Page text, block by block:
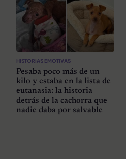
HISTORIAS EMOTIVAS
Pesaba poco más de un
kilo y estaba en la lista de
eutanasia: la historia
detrás de la cachorra que
nadie daba por salvable